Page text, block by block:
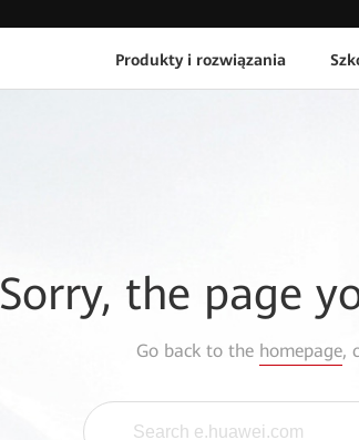
Produkty i rozwiązania
Sorry, the page
Go back to the homepage,